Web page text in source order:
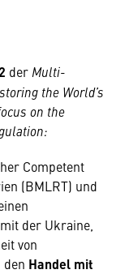
der Multi-
the World’s
on the
Competent
(BMLRT) und
der Ukraine,
von
Handel mit